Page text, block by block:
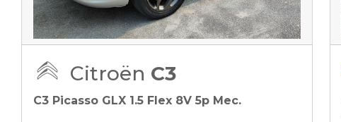
Citroën C3
C3 Picasso GLX 1.5 Flex 8V 5p Mec.